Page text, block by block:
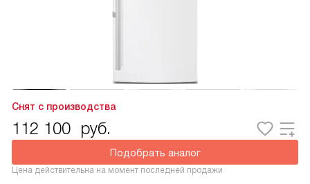
Снят с производства
112 100 руб.
Подобрать аналог
Цена действительна на момент последней продажи